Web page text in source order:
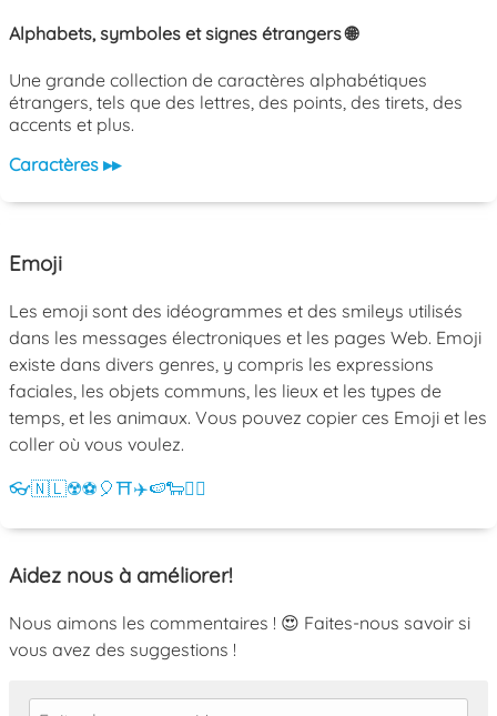
Alphabets, symboles et signes étrangers 🌐
Une grande collection de caractères alphabétiques
étrangers, tels que des lettres, des points, des tirets, des
accents et plus.
Caractères ▸▸
Emoji
Les emoji sont des idéogrammes et des smileys utilisés
dans les messages électroniques et les pages Web. Emoji
existe dans divers genres, y compris les expressions
faciales, les objets communs, les lieux et les types de
temps, et les animaux. Vous pouvez copier ces Emoji et les
coller où vous voulez.
👓🇳🇱☢️⚽ 🎈⛩️✈️🍉🐑💁‍♀️
Aidez nous à améliorer!
Nous aimons les commentaires ! 😍 Faites-nous savoir si
vous avez des suggestions !